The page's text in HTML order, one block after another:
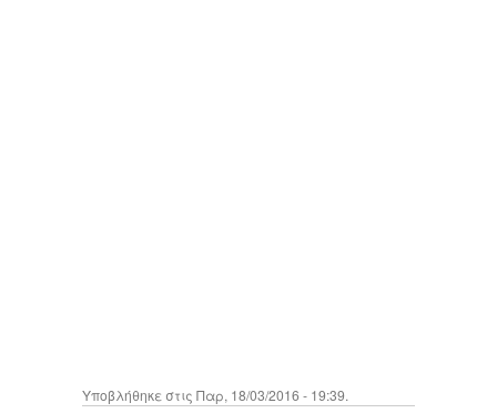
Υποβλήθηκε στις Παρ, 18/03/2016 - 19:39.